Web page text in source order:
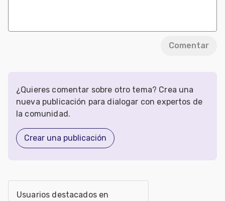
Comentar
¿Quieres comentar sobre otro tema? Crea una
nueva publicación para dialogar con expertos de
la comunidad.
Crear una publicación
Usuarios destacados en